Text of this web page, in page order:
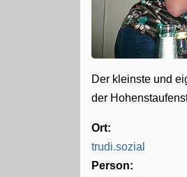
Der kleinste und
der
Ort:
trudi.sozial
Person: